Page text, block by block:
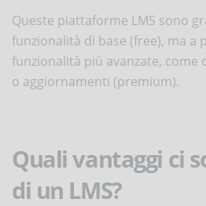
Queste piattaforme LMS sono
funzionalità di base (free), ma a
funzionalità più avanzate,
o aggiornamenti (premium).
Quali vantaggi ci
di un LMS?